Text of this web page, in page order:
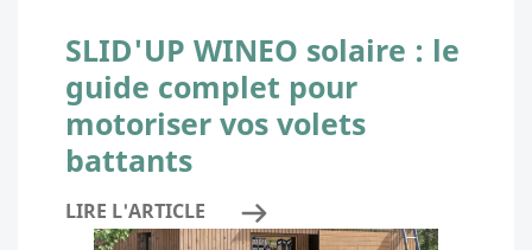
SLID'UP WINEO solaire : le
guide complet pour
motoriser vos volets
battants
LIRE L'ARTICLE